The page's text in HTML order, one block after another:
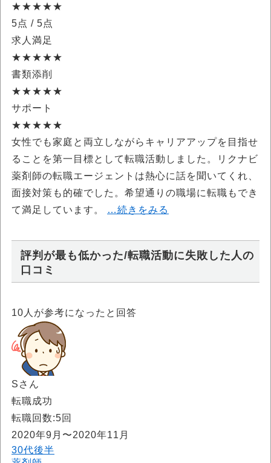
★★★★★
5点 / 5点
求人満足
★★★★★
書類添削
★★★★★
サポート
★★★★★
女性でも家庭と両立しながらキャリアアップを目指せ
ることを第一目標として転職活動しました。リクナビ
薬剤師の転職エージェントは熱心に話を聞いてくれ、
面接対策も的確でした。希望通りの職場に転職もでき
て満足しています。
…続きをみる
評判が最も低かった/転職活動に失敗した人の
口コミ
10 人が参考になったと回答
Sさん
転職成功
転職回数:5回
2020年9月〜2020年11月
30代後半